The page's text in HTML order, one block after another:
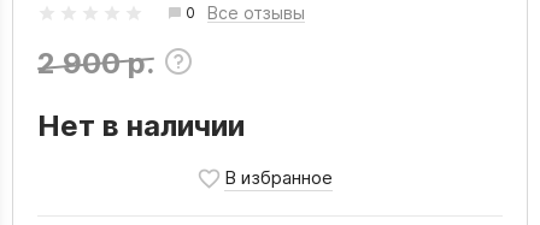
0 Все отзывы
2 900 р.
Нет в наличии